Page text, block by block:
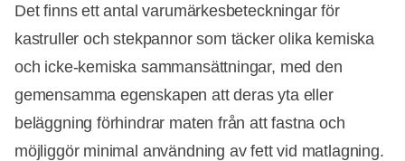
Det finns ett antal varumärkesbeteckningar för
kastruller och stekpannor som täcker olika kemiska
och icke-kemiska sammansättningar, med den
gemensamma egenskapen att deras yta eller
beläggning förhindrar maten från att fastna och
möjliggör minimal användning av fett vid matlagning.